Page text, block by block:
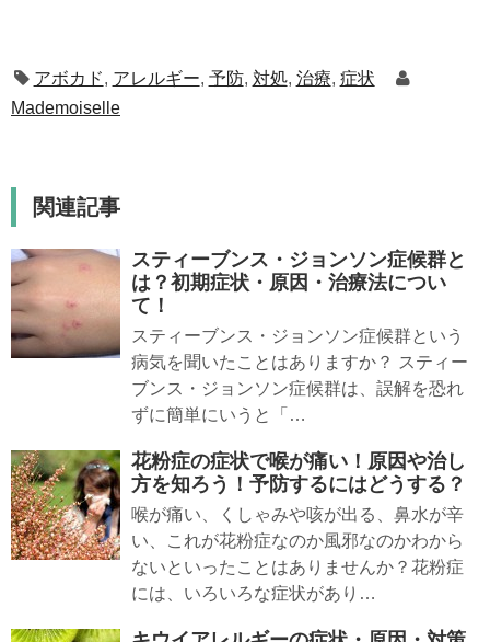
アボカド, アレルギー, 予防, 対処, 治療, 症状
Mademoiselle
関連記事
スティーブンス・ジョンソン症候群と
は？初期症状・原因・治療法につい
て！
スティーブンス・ジョンソン症候群という
病気を聞いたことはありますか？ スティー
ブンス・ジョンソン症候群は、誤解を恐れ
ずに簡単にいうと「…
花粉症の症状で喉が痛い！原因や治し
方を知ろう！予防するにはどうする？
喉が痛い、くしゃみや咳が出る、鼻水が辛
い、これが花粉症なのか風邪なのかわから
ないといったことはありませんか？花粉症
には、いろいろな症状があり…